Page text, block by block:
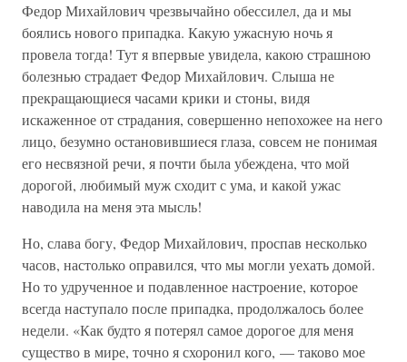
Федор Михайлович чрезвычайно обессилел, да и мы
боялись нового припадка. Какую ужасную ночь я
провела тогда! Тут я впервые увидела, какою страшною
болезнью страдает Федор Михайлович. Слыша не
прекращающиеся часами крики и стоны, видя
искаженное от страдания, совершенно непохожее на него
лицо, безумно остановившиеся глаза, совсем не понимая
его несвязной речи, я почти была убеждена, что мой
дорогой, любимый муж сходит с ума, и какой ужас
наводила на меня эта мысль!
Но, слава богу, Федор Михайлович, проспав несколько
часов, настолько оправился, что мы могли уехать домой.
Но то удрученное и подавленное настроение, которое
всегда наступало после припадка, продолжалось более
недели. «Как будто я потерял самое дорогое для меня
существо в мире, точно я схоронил кого, — таково мое